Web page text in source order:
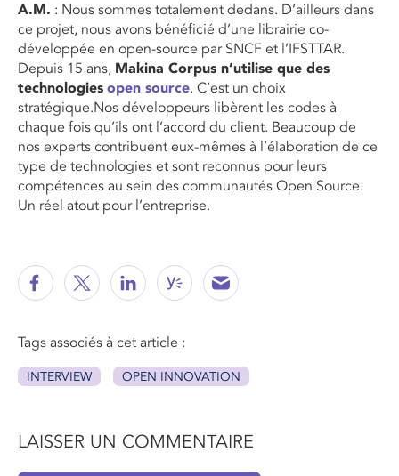
A.M. : Nous sommes totalement dedans. D’ailleurs dans
ce projet, nous avons bénéficié d’une librairie co-
développée en open-source par SNCF et l’IFSTTAR.
Depuis 15 ans, Makina Corpus n’utilise que des
technologies open source. C’est un choix
stratégique.Nos développeurs libèrent les codes à
chaque fois qu’ils ont l’accord du client. Beaucoup de
nos experts contribuent eux-mêmes à l’élaboration de ce
type de technologies et sont reconnus pour leurs
compétences au sein des communautés Open Source.
Un réel atout pour l’entreprise.
Tags associés à cet article :
INTERVIEW OPEN INNOVATION
LAISSER UN COMMENTAIRE